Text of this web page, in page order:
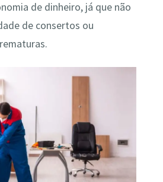
de dinheiro, já que não
de consertos ou